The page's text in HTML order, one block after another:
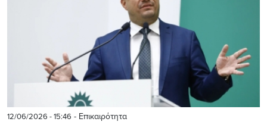
12/06/2026 - 15:46 - Επικαιρότητα